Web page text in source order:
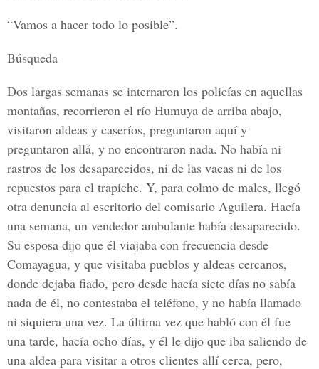
“Vamos a hacer todo lo posible”.
Búsqueda
Dos largas semanas se internaron los policías en aquellas
montañas, recorrieron el río Humuya de arriba abajo,
visitaron aldeas y caseríos, preguntaron aquí y
preguntaron allá, y no encontraron nada. No había ni
rastros de los desaparecidos, ni de las vacas ni de los
repuestos para el trapiche. Y, para colmo de males, llegó
otra denuncia al escritorio del comisario Aguilera. Hacía
una semana, un vendedor ambulante había desaparecido.
Su esposa dijo que él viajaba con frecuencia desde
Comayagua, y que visitaba pueblos y aldeas cercanos,
donde dejaba fiado, pero desde hacía siete días no sabía
nada de él, no contestaba el teléfono, y no había llamado
ni siquiera una vez. La última vez que habló con él fue
una tarde, hacía ocho días, y él le dijo que iba saliendo de
una aldea para visitar a otros clientes allí cerca, pero,